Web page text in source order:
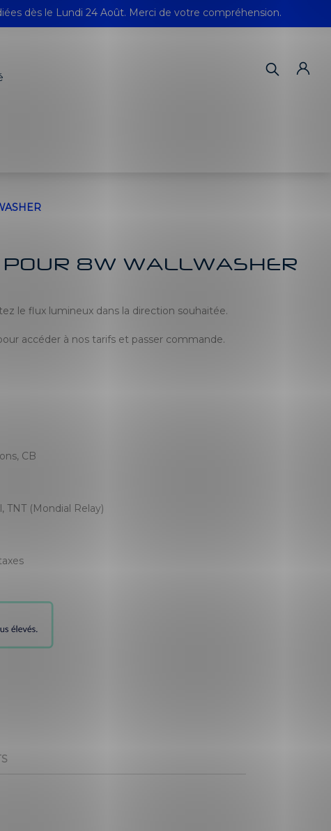
dès le Lundi 24 Août. Merci de votre compréhension.
POUR 8W WALLWASHER
le flux lumineux dans la direction souhaitée.
accéder à nos tarifs et passer commande.
CB
TNT (Mondial Relay)